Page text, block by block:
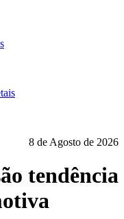
8 de Agosto de 2026
tendência